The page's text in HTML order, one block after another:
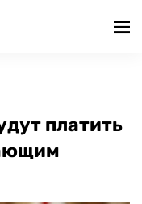
платить